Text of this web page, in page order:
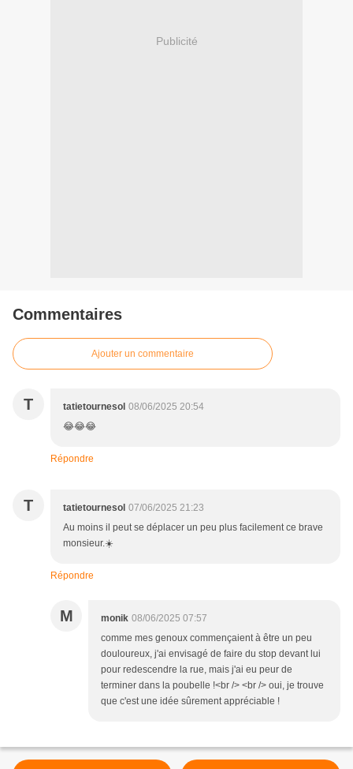
Publicité
Commentaires
Ajouter un commentaire
T tatietournesol 08/06/2025 20:54
😂😂😂
Répondre
T tatietournesol 07/06/2025 21:23
Au moins il peut se déplacer un peu plus facilement ce brave
monsieur.☀️
Répondre
M monik 08/06/2025 07:57
comme mes genoux commençaient à être un peu
douloureux, j'ai envisagé de faire du stop devant lui
pour redescendre la rue, mais j'ai eu peur de
terminer dans la poubelle !<br /> <br /> oui, je trouve
que c'est une idée sûrement appréciable !